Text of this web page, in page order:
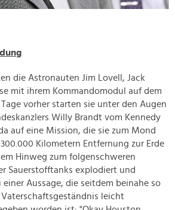
die Astronauten Jim Lovell, Jack
mit ihrem Kommandomodul auf dem
vorher starten sie unter den Augen
Willy Brandt vom Kennedy
auf eine Mission, die sie zum Mond
Kilometern Entfernung zur Erde
Hinweg zum folgenschweren
Sauerstofftanks explodiert und
Aussage, die seitdem beinahe so
leicht